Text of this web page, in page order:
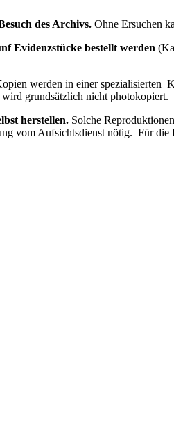
des Archivs. Ohne Ersuchen
Evidenzstücke bestellt werden
werden in einer spezialisierten
grundsätzlich nicht photokopiert.
herstellen. Solche
vom Aufsichtsdienst nötig. Für